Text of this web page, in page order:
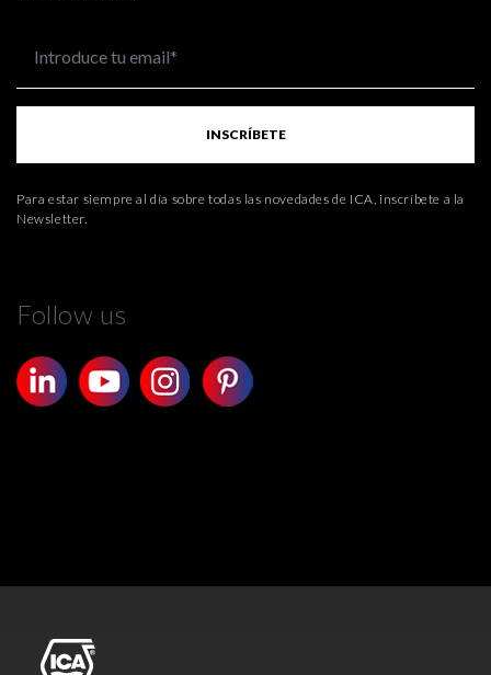
INSCRÍBETE
Para estar siempre al día sobre todas las novedades de ICA, inscríbete a la
Newsletter.
Follow us